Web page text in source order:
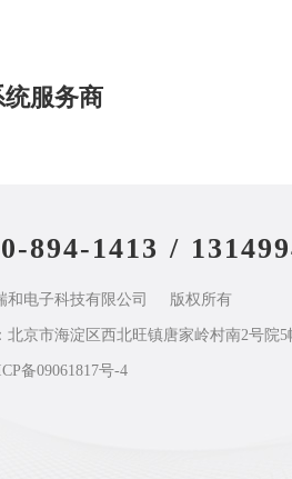
服务商
894-1413 /
和电子科技有限公司 版权所有
北京市海淀区西北旺镇唐家岭村南2号院5
备09061817号-4